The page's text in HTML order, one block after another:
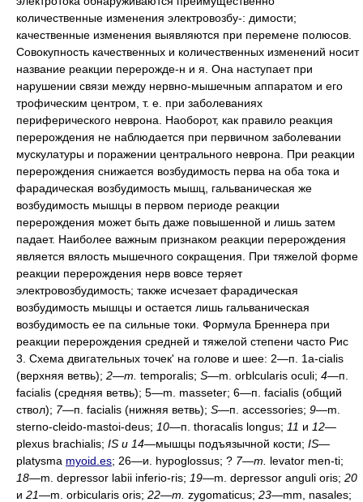
количественные изменения электровозбу-: димости;
качественные изменения выявляются при перемене полюсов.
Совокупность качественных и количественных изменений носит
название реакции перерожде-н и я. Она наступает при
нарушении связи между нервно-мышечным аппаратом и его
трофическим центром, т. е. при заболеваниях
периферического неврона. Наоборот, как правило реакция
перерождения не наблюдается при первичном заболевании
мускулатуры и поражении центрального неврона. При реакции
перерождения снижается возбудимость перва на оба тока и
фарадическая возбудимость мышц, гальваническая же
возбудимость мышцы в первом периоде реакции
перерождения может быть даже повышенной и лишь затем
падает. Наиболее важным признаком реакции перерождения
является вялость мышечного сокращения. При тяжелой форме
реакции перерождения нерв вовсе теряет
электровозбудимость; также исчезает фарадическая
возбудимость мышцы и остается лишь гальваническая
возбудимость ее па сильные токи. Формула Бреннера при
реакции перерождения средней и тяжелой степени часто Рис
3. Схема двигательных точек' на голове и шее: 2—п. 1а-cialis
(верхняя ветвь); 2—т. temporalis; S—m. orblcularis oculi; 4—п.
facialis (средняя ветвь); 5—m. masseter; 6—п. facialis (общий
ствол); 7—п. facialis (нижняя ветвь); S—п. accessories; 9—m.
sterno-cleido-mastoi-deus; 10—п. thoracalis longus; 11 и 12—
plexus brachialis; IS и 14—мышцы подъязычной кости; IS—
platysma myoid.es; 26—и. hypoglossus; ? 7—m. levator men-ti;
18—m. depressor labii inferio-ris; 19—m. depressor anguli oris; 20
и 21—m. orbicularis oris; 22—m. zygomaticus; 23—mm, nasales;